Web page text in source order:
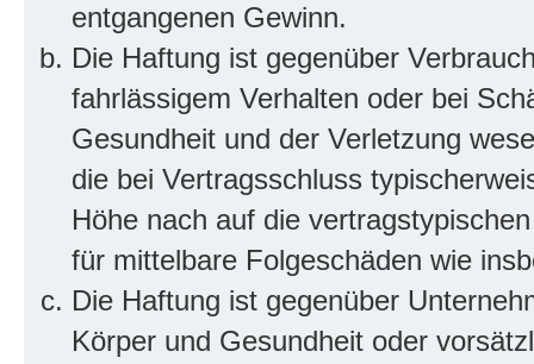
entgangenen Gewinn.
Die Haftung ist gegenüber
fahrlässigem Verhalten oder bei
Gesundheit und der Verletzung
die bei Vertragsschluss
Höhe nach auf die
für mittelbare Folgeschäden wie
Die Haftung ist gegenüber
Körper und Gesundheit oder